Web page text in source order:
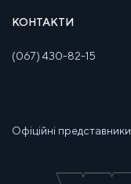
КОНТАКТИ
(067) 430-82-15
Офіційні представники